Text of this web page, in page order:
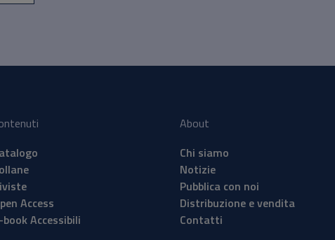
Access
book Accessibili
About
Chi siamo
Notizie
Pubblica con noi
Distribuzione e vendita
Contatti